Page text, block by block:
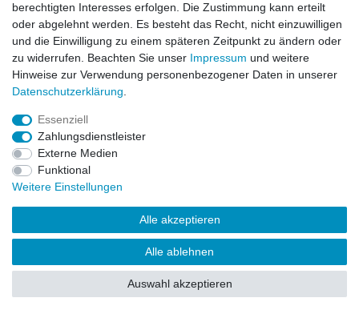
Barrierefreiheitserklärung Widerrufs­recht
Vertrag widerrufen
© Copyright 2026 | Alle Rechte vorbehalten.
berechtigten Interesses erfolgen. Die Zustimmung kann erteilt
oder abgelehnt werden. Es besteht das Recht, nicht einzuwilligen
und die Einwilligung zu einem späteren Zeitpunkt zu ändern oder
zu widerrufen. Beachten Sie unser Impressum und weitere
Hinweise zur Verwendung personenbezogener Daten in unserer
Daten­schutz­erklärung
Essenziell
Zahlungsdienstleister
Externe Medien
Funktional
Weitere Einstellungen
Alle akzeptieren
Alle ablehnen
Auswahl akzeptieren